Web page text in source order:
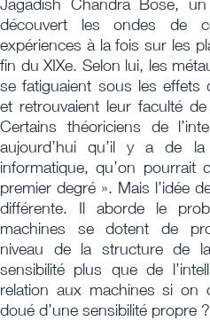
Jagadish Chandra Bose,
découvert les ondes de
expériences à la fois sur les
fin du XIXe. Selon lui, les
se fatiguaient sous les effets
et retrouvaient leur faculté
Certains théoriciens de
aujourd’hui qu’il y a de
informatique, qu’on pourrait
premier degré ». Mais l’idée
différente. Il aborde le
machines se dotent de
niveau de la structure de
sensibilité plus que de
relation aux machines si on
doué d’une sensibilité propre ?